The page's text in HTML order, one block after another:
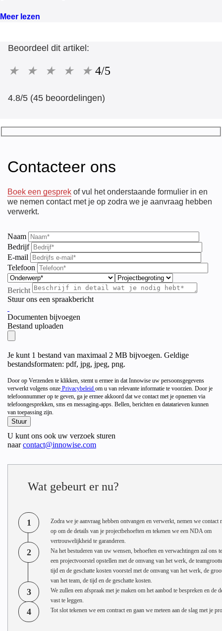
Meer lezen
Beoordeel dit artikel:
★ ★ ★ ★ ★ 4/5
4.8/5 (45 beoordelingen)
Contacteer ons
Boek een gesprek of vul het onderstaande formulier in en
we nemen contact met je op zodra we je aanvraag hebben
verwerkt.
Naam
Bedrijf
E-mail
Telefoon
Bericht
Stuur ons een spraakbericht
Documenten bijvoegen
Bestand uploaden
Je kunt 1 bestand van maximaal 2 MB bijvoegen. Geldige
bestandsformaten: pdf, jpg, jpeg, png.
Door op Verzenden te klikken, stemt u ermee in dat Innowise uw persoonsgegevens
verwerkt volgens onze Privacybeleid om u van relevante informatie te voorzien. Door je
telefoonnummer op te geven, ga je ermee akkoord dat we contact met je opnemen via
telefoongesprekken, sms en messaging-apps. Bellen, berichten en datatarieven kunnen
van toepassing zijn.
U kunt ons ook uw verzoek sturen
naarcontact@innowise.com
Wat gebeurt er nu?
1
Zodra we je aanvraag hebben ontvangen en verwerkt, nemen we contact
op om de details van je projectbehoeften en tekenen we een NDA om
vertrouwelijkheid te garanderen.
2
Na het bestuderen van uw wensen, behoeften en verwachtingen zal ons
een projectvoorstel opstellen met de omvang van het werk, de
tijd en de geschatte kosten voorstel met de omvang van het werk, de
van het team, de tijd en de geschatte kosten.
3
We zullen een afspraak met je maken om het aanbod te bespreken en de
vast te leggen.
4 Tot slot tekenen we een contract en gaan we meteen aan de slag met je